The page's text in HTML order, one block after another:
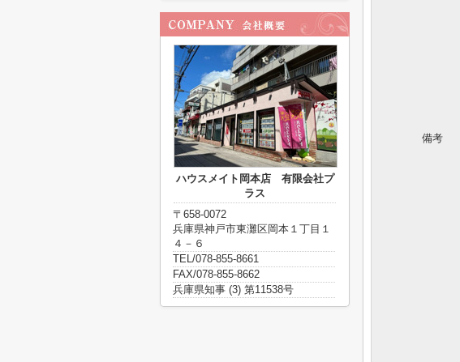
備考
ハウスメイト岡本店 有限会社プ
ラス
〒658-0072
兵庫県神戸市東灘区岡本１丁目１
４－６
TEL/078-855-8661
FAX/078-855-8662
兵庫県知事 (3) 第11538号